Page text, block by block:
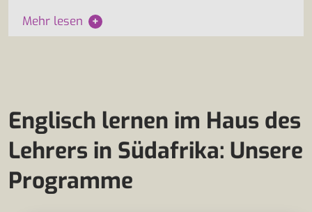
Mehr lesen +
Englisch lernen im Haus des
Lehrers in Südafrika: Unsere
Programme